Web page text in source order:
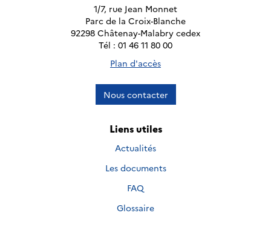
1/7, rue Jean Monnet
Parc de la Croix-Blanche
92298 Châtenay-Malabry cedex
Tél : 01 46 11 80 00
Plan d'accès
Nous contacter
Liens utiles
Actualités
Les documents
FAQ
Glossaire